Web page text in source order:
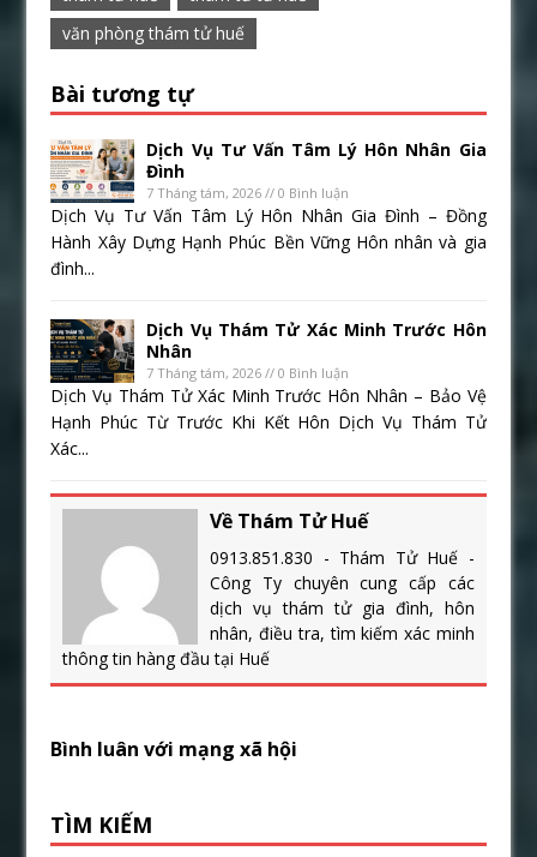
văn phòng thám tử huế
Bài tương tự
Dịch Vụ Tư Vấn Tâm Lý Hôn Nhân Gia
Đình
7 Tháng tám, 2026 // 0 Bình luận
Dịch Vụ Tư Vấn Tâm Lý Hôn Nhân Gia Đình – Đồng
Hành Xây Dựng Hạnh Phúc Bền Vững Hôn nhân và gia
đình...
Dịch Vụ Thám Tử Xác Minh Trước Hôn
Nhân
7 Tháng tám, 2026 // 0 Bình luận
Dịch Vụ Thám Tử Xác Minh Trước Hôn Nhân – Bảo Vệ
Hạnh Phúc Từ Trước Khi Kết Hôn Dịch Vụ Thám Tử
Xác...
Về Thám Tử Huế
0913.851.830 - Thám Tử Huế -
Công Ty chuyên cung cấp các
dịch vụ thám tử gia đình, hôn
nhân, điều tra, tìm kiếm xác minh
thông tin hàng đầu tại Huế
Bình luân với mạng xã hội
TÌM KIẾM